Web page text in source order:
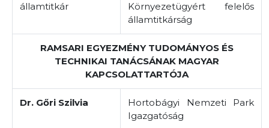
államtitkár
Környezetügyért felelős
államtitkárság
RAMSARI EGYEZMÉNY TUDOMÁNYOS ÉS
TECHNIKAI TANÁCSÁNAK MAGYAR
KAPCSOLATTARTÓJA
Dr. Gőri Szilvia
Hortobágyi Nemzeti Park
Igazgatóság